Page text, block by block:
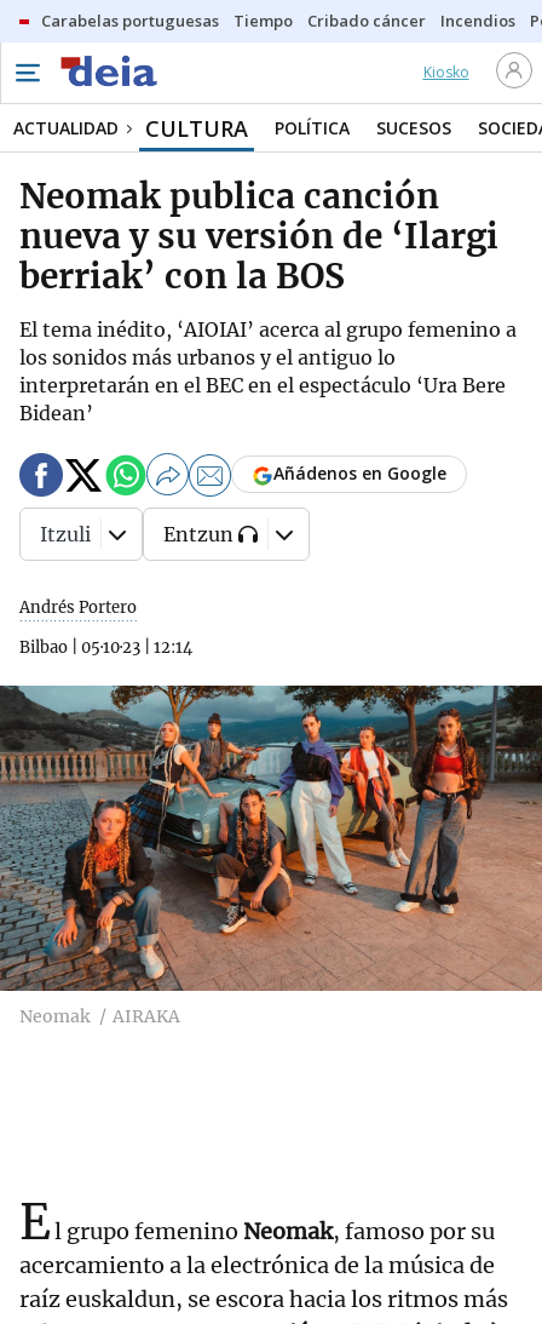
Carabelas portuguesas Tiempo Cribado cáncer Incendios
Kiosko
ACTUALIDAD CULTURA POLÍTICA SUCESOS
Neomak publica canción
nueva y su versión de ‘Ilargi
berriak’ con la BOS
El tema inédito, ‘AIOIAI’ acerca al grupo femenino a
los sonidos más urbanos y el antiguo lo
interpretarán en el BEC en el espectáculo ‘Ura Bere
Bidean’
Andrés Portero
Bilbao
05·10·23 12:14
Añádenos en Google
Itzuli Entzun
Neomak AIRAKA
El grupo femenino Neomak, famoso por su
acercamiento a la electrónica de la música de
raíz euskaldun, se escora hacia los ritmos más